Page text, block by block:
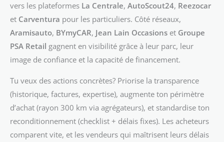
vers les plateformes La Centrale, AutoScout24, Reezocar
et Carventura pour les particuliers. Côté réseaux,
Aramisauto, BYmyCAR, Jean Lain Occasions et Groupe
PSA Retail gagnent en visibilité grâce à leur parc, leur
image de confiance et la capacité de financement.
Tu veux des actions concrètes? Priorise la transparence
(historique, factures, expertise), augmente ton périmètre
d’achat (rayon 300 km via agrégateurs), et standardise ton
reconditionnement (checklist + délais fixes). Les acheteurs
comparent vite, et les vendeurs qui maîtrisent leurs délais